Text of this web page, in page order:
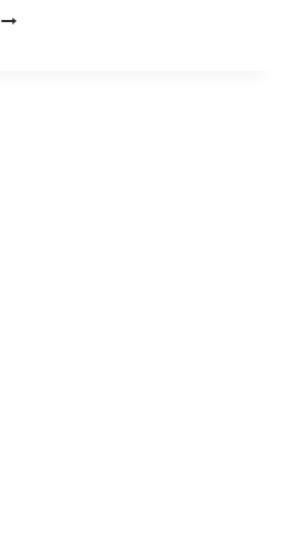
SÉANCE